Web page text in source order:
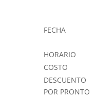
FECHA
HORARIO
COSTO
DESCUENTO
POR PRONTO